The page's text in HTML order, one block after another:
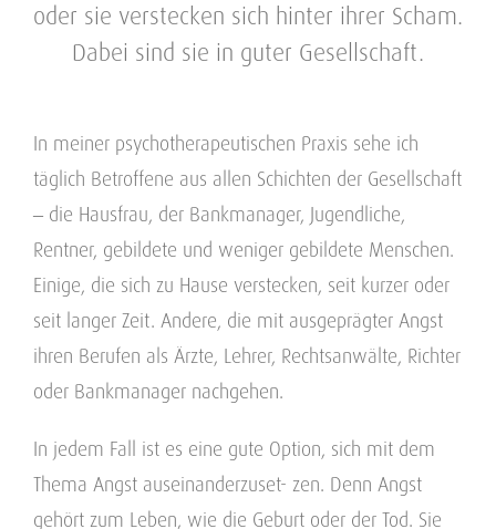
oder sie verstecken sich hinter ihrer Scham.
Dabei sind sie in guter Gesellschaft.
In meiner psychotherapeutischen Praxis sehe ich
täglich Betroffene aus allen Schichten der Gesellschaft
– die Hausfrau, der Bankmanager, Jugendliche,
Rentner, gebildete und weniger gebildete Menschen.
Einige, die sich zu Hause verstecken, seit kurzer oder
seit langer Zeit. Andere, die mit ausgeprägter Angst
ihren Berufen als Ärzte, Lehrer, Rechtsanwälte, Richter
oder Bankmanager nachgehen.
In jedem Fall ist es eine gute Option, sich mit dem
Thema Angst auseinanderzuset- zen. Denn Angst
gehört zum Leben, wie die Geburt oder der Tod. Sie